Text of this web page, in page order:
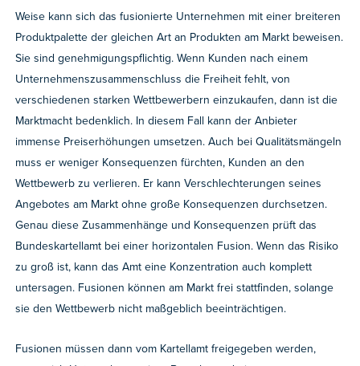
Weise kann sich das fusionierte Unternehmen mit einer breiteren
Produktpalette der gleichen Art an Produkten am Markt beweisen.
Sie sind genehmigungspflichtig. Wenn Kunden nach einem
Unternehmenszusammenschluss die Freiheit fehlt, von
verschiedenen starken Wettbewerbern einzukaufen, dann ist die
Marktmacht bedenklich. In diesem Fall kann der Anbieter
immense Preiserhöhungen umsetzen. Auch bei Qualitätsmängeln
muss er weniger Konsequenzen fürchten, Kunden an den
Wettbewerb zu verlieren. Er kann Verschlechterungen seines
Angebotes am Markt ohne große Konsequenzen durchsetzen.
Genau diese Zusammenhänge und Konsequenzen prüft das
Bundeskartellamt bei einer horizontalen Fusion. Wenn das Risiko
zu groß ist, kann das Amt eine Konzentration auch komplett
untersagen. Fusionen können am Markt frei stattfinden, solange
sie den Wettbewerb nicht maßgeblich beeinträchtigen.
Fusionen müssen dann vom Kartellamt freigegeben werden,